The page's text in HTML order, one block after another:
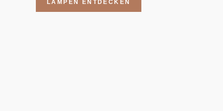
LAMPEN ENTDECKEN